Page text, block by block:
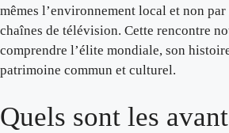
mêmes l’environnement local et non par
chaînes de télévision. Cette rencontre
comprendre l’élite mondiale, son
patrimoine commun et culturel.
Quels sont les